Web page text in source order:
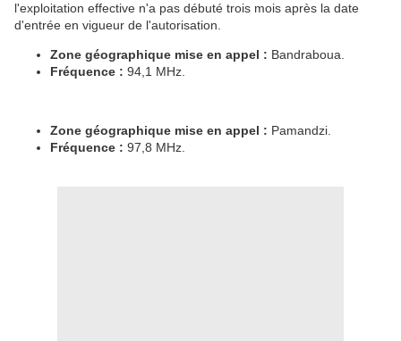
l'exploitation effective n'a pas débuté trois mois après la date
d'entrée en vigueur de l'autorisation.
Zone géographique mise en appel : Bandraboua.
Fréquence : 94,1 MHz.
Zone géographique mise en appel : Pamandzi.
Fréquence : 97,8 MHz.